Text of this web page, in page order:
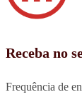
Receba no
Frequência de